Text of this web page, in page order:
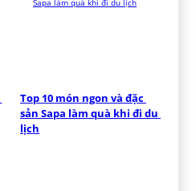
Top 10 món ngon và đặc
sản Sapa làm quà khi đi du
lịch